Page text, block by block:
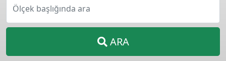
Ölçek başlığında ara
ARA